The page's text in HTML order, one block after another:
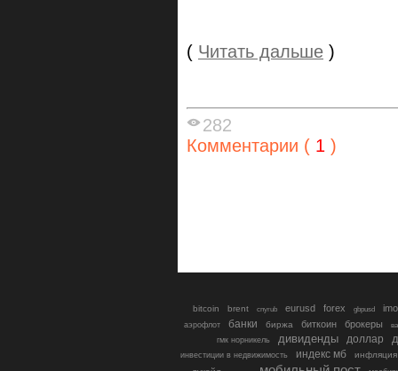
( Читать дальше )
282
Комментарии ( 1 )
bitcoin brent cnyrub eurusd forex gbpusd
аэрофлот банки биржа биткоин брокеры
гмк норникель
дивиденды доллар
инвестиции в недвижимость индекс мб
инфляция